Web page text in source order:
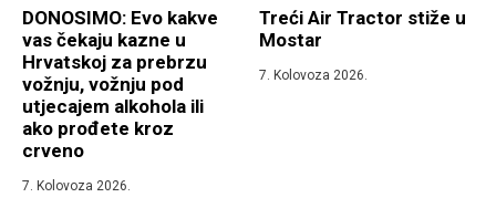
DONOSIMO: Evo kakve
vas čekaju kazne u
Hrvatskoj za prebrzu
vožnju, vožnju pod
utjecajem alkohola ili
ako prođete kroz
crveno
7. Kolovoza 2026.
Treći Air Tractor stiže u
Mostar
7. Kolovoza 2026.